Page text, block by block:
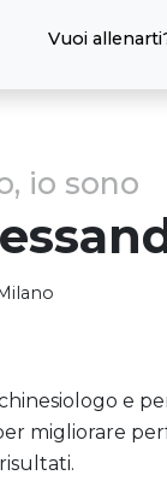
Vuoi
io sono
e
migliorare